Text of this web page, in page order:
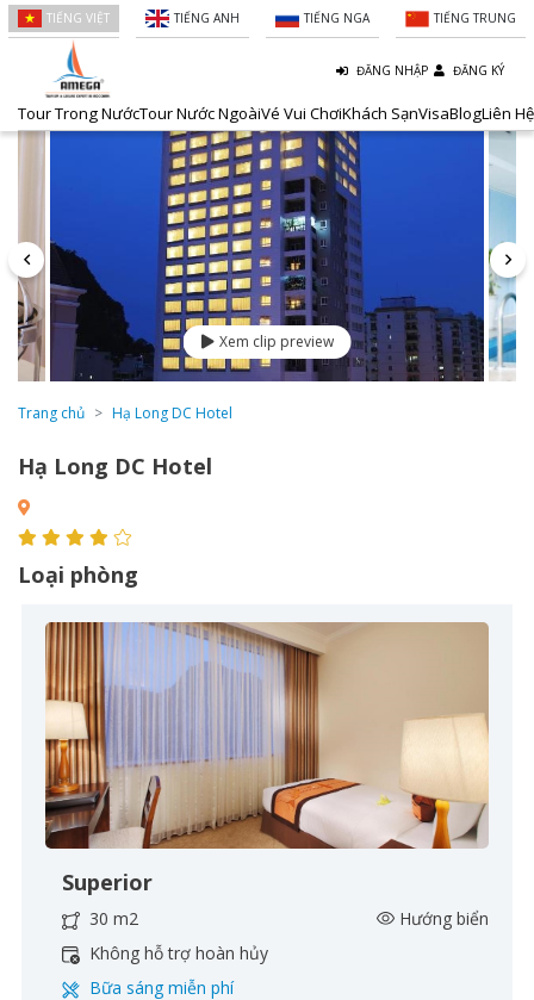
TIẾNG VIỆT TIẾNG ANH TIẾNG NGA TIẾNG TRUNG
ĐĂNG NHẬP ĐĂNG KÝ
Tour Trong NướcTour Nước NgoàiVé Vui ChơiKhách SạnVisaBlogLiên Hệ
Xem clip preview
Trang chủ Hạ Long DC Hotel
Hạ Long DC Hotel
Loại phòng
Superior
30 m2
Hướng biển
Không hỗ trợ hoàn hủy
Bữa sáng miễn phí